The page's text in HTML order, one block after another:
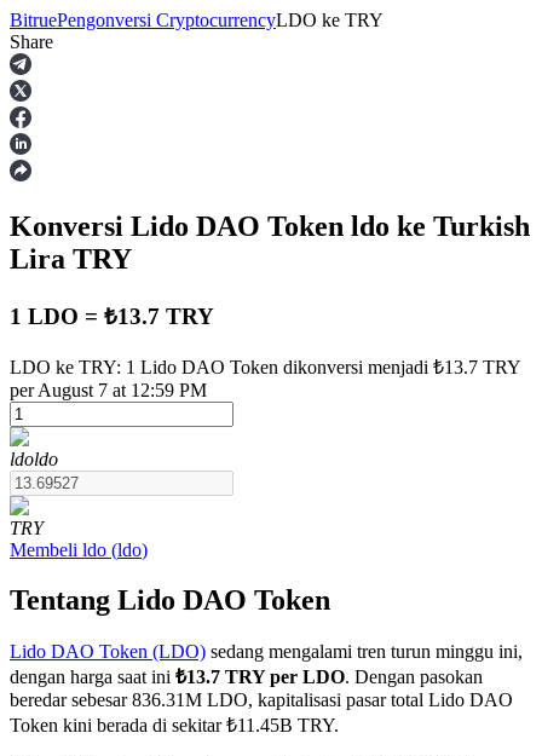
Berjangka
USDT Berjangka
Kontrak berjangka menggunakan USDT sebagai jaminannya
COIN-M Berjangka
Mata Uang Kripto Berjangka
BitruePengonversi CryptocurrencyLDO ke TRY
Share
Konversi Lido DAO Token ldo ke Turkish
Lira TRY
1 LDO = ₺13.7 TRY
LDO ke TRY: 1 Lido DAO Token dikonversi menjadi ₺13.7 TRY
per August 7 at 12:59 PM
ldoldo
TRY
Membeli ldo (ldo)
Tentang Lido DAO Token
Lido DAO Token (LDO) sedang mengalami tren turun minggu ini,
dengan harga saat ini ₺13.7 TRY per LDO. Dengan pasokan
beredar sebesar 836.31M LDO, kapitalisasi pasar total Lido DAO
Token kini berada di sekitar ₺11.45B TRY.